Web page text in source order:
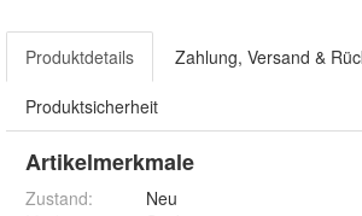
Produktdetails Zahlung, Versand &
Produktsicherheit
Artikelmerkmale
Zustand:
Neu